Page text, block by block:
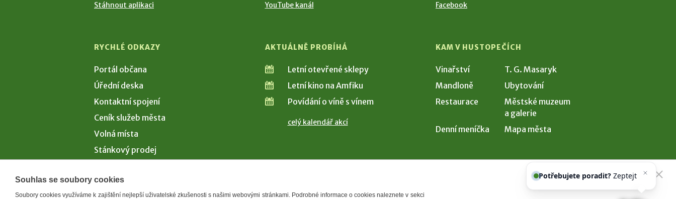
Stáhnout aplikaci YouTube kanál Facebook
RYCHLÉ ODKAZY
Portál občana
Úřední deska
Kontaktní spojení
Ceník služeb města
Volná místa
Stánkový prodej
AKTUÁLNĚ PROBÍHÁ
Letní otevřené sklepy
Letní kino na Amfiku
Povídání o víně s vínem
celý kalendář akcí
KAM V HUSTOPEČÍCH
Vinařství
T. G. Masaryk
Mandloně
Ubytování
Restaurace
Městské muzeum
a galerie
Denní meníčka
Mapa města
Souhlas se soubory cookies
Soubory cookies využíváme k zajištění nejlepší uživatelské zkušenosti s našimi webovými stránkami. Podrobné informace o cookies naleznete v sekci
našeho asisten